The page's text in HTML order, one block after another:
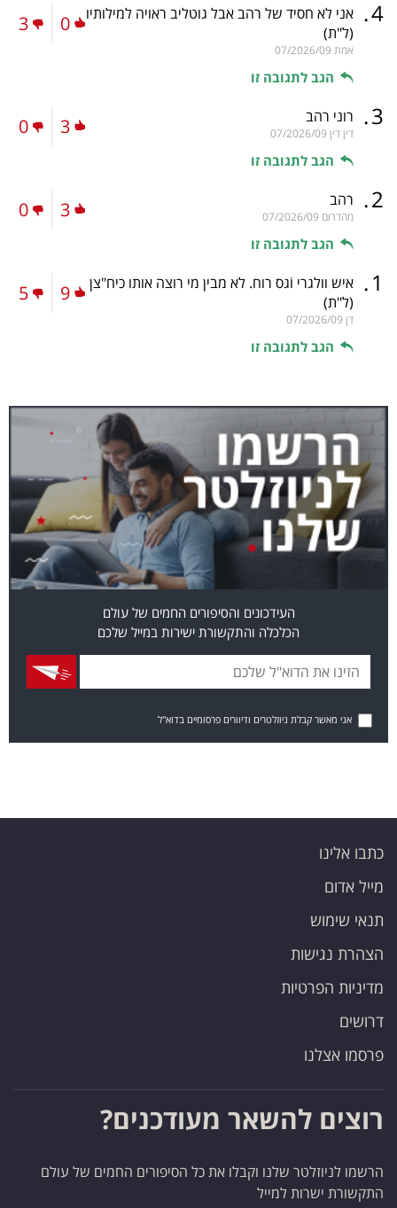
4
. אני לא חסיד של רהב אבל גוטליב ראויה למילותיו
(ל"ת)
אמת 07/2026/09
הגב לתגובה זו
0
3
3
. רוני רהב
דין דין 07/2026/09
הגב לתגובה זו
3
0
2
. רהב
מהדרום 07/2026/09
הגב לתגובה זו
3
0
1
. איש וולגרי וֹגס רוח. לא מבין מי רוצה אותו כיח"צן
(ל"ת)
דן 07/2026/09
הגב לתגובה זו
9
5
העידכונים והסיפורים החמים של עולם
הכלכלה והתקשורת ישירות במייל שלכם
אני מאשר קבלת ניוזלטרים ודיוורים פרסומיים בדוא"ל
כתבו אלינו
מייל אדום
תנאי שימוש
הצהרת נגישות
מדיניות הפרטיות
דרושים
פרסמו אצלנו
רוצים להשאר מעודכנים?
הרשמו לניוזלטר שלנו וקבלו את כל הסיפורים החמים של עולם
התקשורת ישרות למייל